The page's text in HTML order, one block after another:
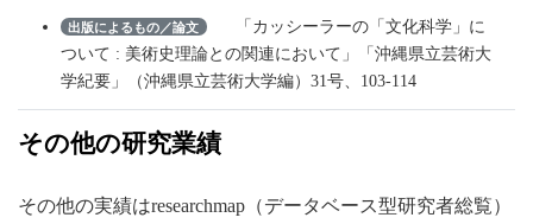
出版によるもの／論文
「カッシーラーの「文化科学」に
ついて : 美術史理論との関連において」「沖縄県立芸術大
学紀要」（沖縄県立芸術大学編）31号、103-114
その他の研究業績
その他の実績はresearchmap（データベース型研究者総覧）